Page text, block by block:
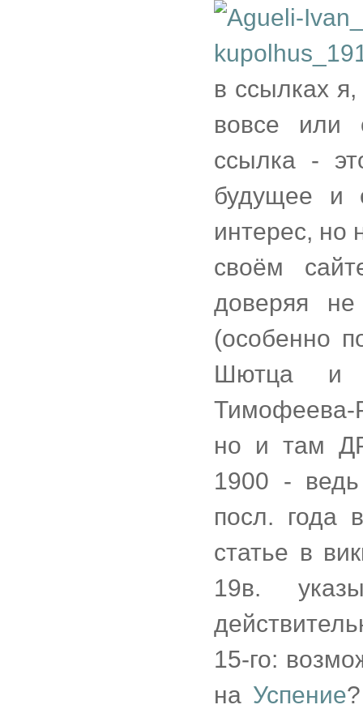
в ссылках
вовсе или
ссылка -
будущее и
интерес, но
своём
доверяя
(особенно
Шютца и
Тимофеева-
но и там
1900 -
посл. года
статье в
19в.
15-го:
на Успение